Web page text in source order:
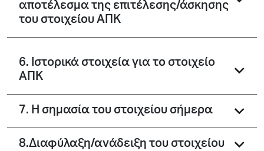
αποτέλεσμα της επιτέλεσης/άσκησης
του στοιχείου ΑΠΚ
6. Ιστορικά στοιχεία για το στοιχείο
ΑΠΚ
7. Η σημασία του στοιχείου σήμερα
8.Διαφύλαξη/ανάδειξη του στοιχείου